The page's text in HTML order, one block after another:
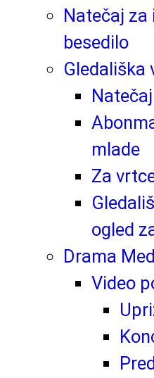
Natečaj
besedilo
Gledališka
mlade
Za
ogled
Drama
Video